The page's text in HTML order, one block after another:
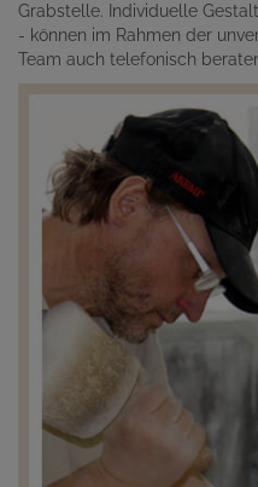
Grabstelle. Individuelle
- können im Rahmen der
Team auch telefonisch